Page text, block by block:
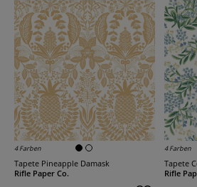
4 Farben
Tapete Pineapple Damask
Rifle Paper Co.
4 Farben
Tapete
Rifle